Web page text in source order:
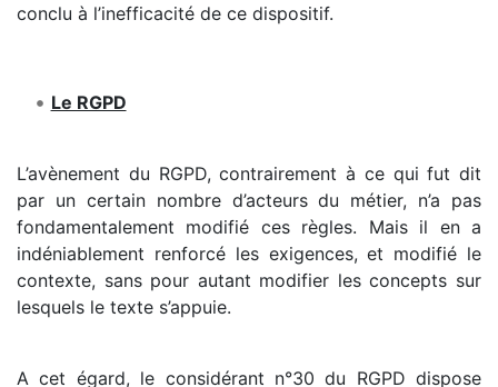
conclu à l’inefficacité de ce dispositif.
Le RGPD
L’avènement du RGPD, contrairement à ce qui fut dit
par un certain nombre d’acteurs du métier, n’a pas
fondamentalement modifié ces règles. Mais il en a
indéniablement renforcé les exigences, et modifié le
contexte, sans pour autant modifier les concepts sur
lesquels le texte s’appuie.
A cet égard, le considérant n°30 du RGPD dispose